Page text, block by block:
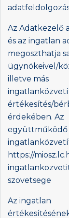
Az Adatkezelő
és az ingatlan
megoszthatja
ügynökeivel/
illetve más
értékesítés/
érdekében. Az
együttműködő
https://
szovetsege
Az ingatlan